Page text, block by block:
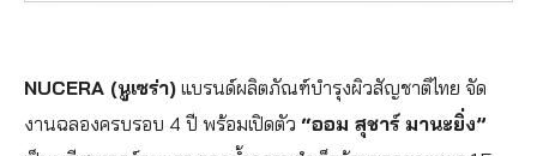
NUCERA (นูเซร่า) แบรนด์ผลิตภัณฑ์บำรุงผิวสัญชาติไทย จัด
งานฉลองครบรอบ 4 ปี พร้อมเปิดตัว “ออม สุชาร์ มานะยิ่ง”